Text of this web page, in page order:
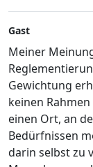
Gast
Meiner
Gewichtung
keinen
einen Ort, an
Bedürfnissen
darin selbst zu